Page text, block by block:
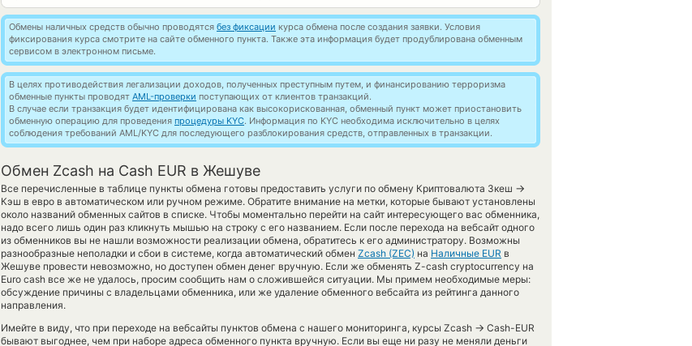
Обмены наличных средств обычно проводятся без фиксации курса обмена после создания заявки. Условия
фиксирования курса смотрите на сайте обменного пункта. Также эта информация будет продублирована обменным
сервисом в электронном письме.
В целях противодействия легализации доходов, полученных преступным путем, и финансированию терроризма
обменные пункты проводят AML-проверки поступающих от клиентов транзакций.
В случае если транзакция будет идентифицирована как высокорискованная, обменный пункт может приостановить
обменную операцию для проведения процедуры KYC. Информация по KYC необходима исключительно в целях
соблюдения требований AML/KYC для последующего разблокирования средств, отправленных в транзакции.
Обмен Zcash на Cash EUR в Жешуве
Все перечисленные в таблице пункты обмена готовы предоставить услуги по обмену Криптовалюта Зкеш →
Кэш в евро в автоматическом или ручном режиме. Обратите внимание на метки, которые бывают установлены
около названий обменных сайтов в списке. Чтобы моментально перейти на сайт интересующего вас обменника,
надо всего лишь один раз кликнуть мышью на строку с его названием. Если после перехода на вебсайт одного
из обменников вы не нашли возможности реализации обмена, обратитесь к его администратору. Возможны
разнообразные неполадки и сбои в системе, когда автоматический обмен Zcash (ZEC) на Наличные EUR в
Жешуве провести невозможно, но доступен обмен денег вручную. Если же обменять Z-cash cryptocurrency на
Euro cash все же не удалось, просим сообщить нам о сложившейся ситуации. Мы примем необходимые меры:
обсуждение причины с владельцами обменника, или же удаление обменного вебсайта из рейтинга данного
направления.
Имейте в виду, что при переходе на вебсайты пунктов обмена с нашего мониторинга, курсы Zcash → Cash-EUR
бывают выгоднее, чем при наборе адреса обменного пункта вручную. Если вы еще ни разу не меняли деньги